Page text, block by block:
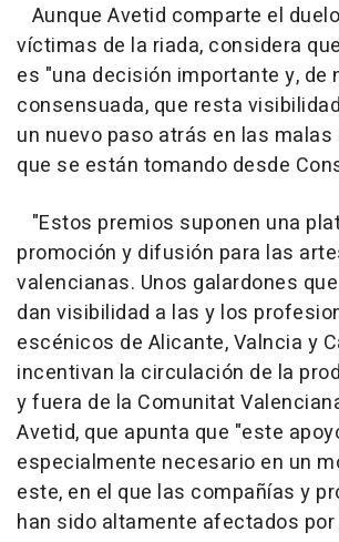
Aunque Avetid comparte el
víctimas de la riada, considera
es "una decisión importante y, de
consensuada, que resta
un nuevo paso atrás en las
que se están tomando desde
"Estos premios suponen una
promoción y difusión para las
valencianas. Unos galardones
dan visibilidad a las y los
escénicos de Alicante, Valncia y
incentivan la circulación de la
y fuera de la Comunitat
Avetid, que apunta que "este
especialmente necesario en un
este, en el que las compañías y
han sido altamente afectados